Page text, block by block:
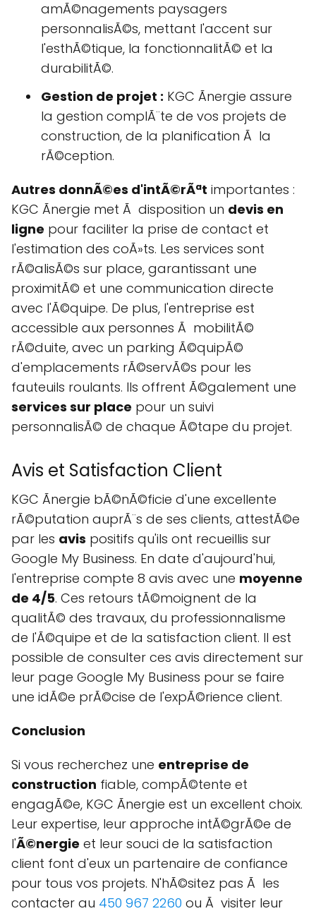
amÃ©nagements paysagers
personnalisÃ©s, mettant l'accent sur
l'esthÃ©tique, la fonctionnalitÃ© et la
durabilitÃ©.
Gestion de projet : KGC Ãnergie assure
la gestion complÃ¨te de vos projets de
construction, de la planification Ã la
rÃ©ception.
Autres donnÃ©es d'intÃ©rÃªt importantes :
KGC Ãnergie met Ã disposition un devis en
ligne pour faciliter la prise de contact et
l'estimation des coÃ»ts. Les services sont
rÃ©alisÃ©s sur place, garantissant une
proximitÃ© et une communication directe
avec l'Ã©quipe. De plus, l'entreprise est
accessible aux personnes Ã mobilitÃ©
rÃ©duite, avec un parking Ã©quipÃ©
d'emplacements rÃ©servÃ©s pour les
fauteuils roulants. Ils offrent Ã©galement une
services sur place pour un suivi
personnalisÃ© de chaque Ã©tape du projet.
Avis et Satisfaction Client
KGC Ãnergie bÃ©nÃ©ficie d'une excellente
rÃ©putation auprÃ¨s de ses clients, attestÃ©e
par les avis positifs qu'ils ont recueillis sur
Google My Business. En date d'aujourd'hui,
l'entreprise compte 8 avis avec une moyenne
de 4/5. Ces retours tÃ©moignent de la
qualitÃ© des travaux, du professionnalisme
de l'Ã©quipe et de la satisfaction client. Il est
possible de consulter ces avis directement sur
leur page Google My Business pour se faire
une idÃ©e prÃ©cise de l'expÃ©rience client.
Conclusion
Si vous recherchez une entreprise de
construction fiable, compÃ©tente et
engagÃ©e, KGC Ãnergie est un excellent choix.
Leur expertise, leur approche intÃ©grÃ©e de
l'Ã©nergie et leur souci de la satisfaction
client font d'eux un partenaire de confiance
pour tous vos projets. N'hÃ©sitez pas Ã les
contacter au 450 967 2260 ou Ã visiter leur